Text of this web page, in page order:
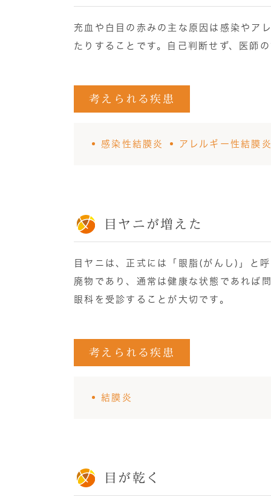
充血や白目の赤みの主な原因は感染やア
たりすることです。自己判断せず、医師
考えられる疾患
感染性結膜炎 アレルギー性結膜
目ヤニが増えた
目ヤニは、正式には「眼脂(がんし)」と
廃物であり、通常は健康な状態であれば
眼科を受診することが大切です。
考えられる疾患
結膜炎
目が乾く